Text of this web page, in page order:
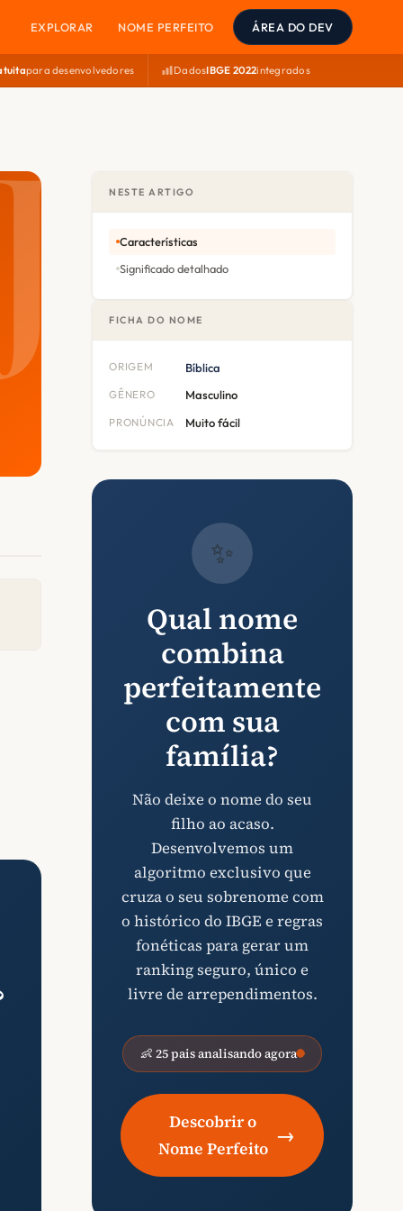
EXPLORAR NOME PERFEITO ÁREA DO DEV
para desenvolvedores DadosIBGE 2022integrados
NESTE ARTIGO
Características
Significado detalhado
FICHA DO NOME
ORIGEM Bíblica
GÊNERO Masculino
PRONÚNCIA Muito fácil
✨
Qual nome
combina
perfeitamente
com sua
família?
Não deixe o nome do seu
filho ao acaso.
Desenvolvemos um
algoritmo exclusivo que
cruza o seu sobrenome com
o histórico do IBGE e regras
fonéticas para gerar um
ranking seguro, único e
livre de arrependimentos.
👶 25 pais analisando agora
Descobrir o
Nome Perfeito
→